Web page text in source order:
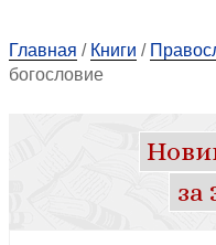
Молитвословы, псалтири
Назидательное чтение,
Наука и богословие
О Пресвятой
Главная / Книги /
богословие